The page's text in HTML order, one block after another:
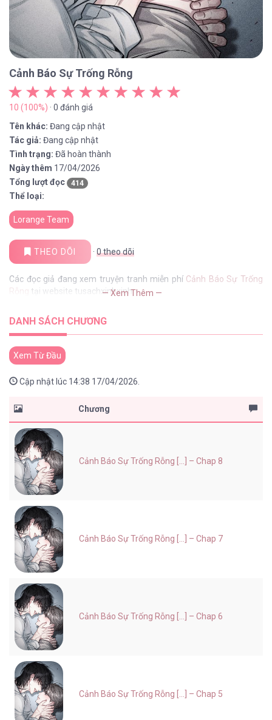
Cảnh Báo Sự Trống Rỗng
10 (100%) · 0 đánh giá
Tên khác: Đang cập nhật
Tác giả: Đang cập nhật
Tình trạng: Đã hoàn thành
Ngày thêm 17/04/2026
Tổng lượt đọc
414
Thể loại:
Lorange Team
THEO DÕI · 0theo dõi
Các đọc giả đang xem truyện tranh miễn phí Cảnh Báo Sự Trống
Rỗng
tại website tusachxinhxinh— Xem Thêm —
DANH SÁCH CHƯƠNG
Xem Từ Đầu
Cập nhật lúc 14:38 17/04/2026.
Chương
Cảnh Báo Sự Trống Rỗng [...] – Chap 8
Cảnh Báo Sự Trống Rỗng [...] – Chap 7
Cảnh Báo Sự Trống Rỗng [...] – Chap 6
Cảnh Báo Sự Trống Rỗng [...] – Chap 5